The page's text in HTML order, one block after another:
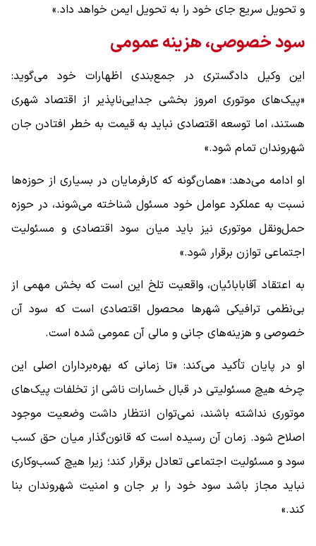
و تحویل سریع جای خود را به تحویل ایمن خواهد داد.»
سود خصوصی، هزینه عمومی
این وکیل دادگستری در جمع‌بندی اظهارات خود می‌گوید:
«پیک‌های موتوری امروز بخشی جدایی‌ناپذیر از اقتصاد شهری
هستند، اما توسعه اقتصادی نباید به قیمت به خطر افتادن جان
شهروندان تمام شود.»
او ادامه می‌دهد: «همان‌گونه که کارفرمایان در بسیاری از حوزه‌ها
نسبت به عملکرد عوامل خود مسئول شناخته می‌شوند، در حوزه
حمل‌ونقل موتوری نیز باید میان سود اقتصادی و مسئولیت
اجتماعی توازن برقرار شود.»
به اعتقاد آقابابائیان، واقعیت تلخ این است که بخش مهمی از
بی‌نظمی ترافیکی شهرها محصول اقتصادی است که سود آن
خصوصی و هزینه‌های جانی و مالی آن عمومی شده است.
او در پایان تأکید می‌کند: «تا زمانی که بهره‌برداران اصلی این
چرخه هیچ مسئولیتی در قبال خسارات ناشی از تخلفات پیک‌های
موتوری نداشته باشند، نمی‌توان انتظار داشت وضعیت موجود
اصلاح شود. زمان آن رسیده است که قانون‌گذار میان حق کسب
سود و مسئولیت اجتماعی تعادل برقرار کند؛ زیرا هیچ کسب‌وکاری
نباید مجاز باشد سود خود را بر جان و امنیت شهروندان بنا
کند.»